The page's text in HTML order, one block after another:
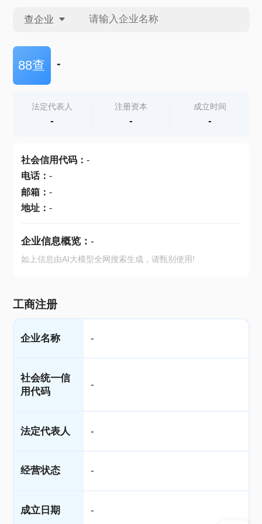
查企业
查企业
查产地
88查 -
法定代表人
-
注册资本
-
成立时间
-
社会信用代码： -
电话： -
邮箱： -
地址： -
企业信息概览： -
如上信息由AI大模型全网搜索生成，请甄别使用!
工商注册
企业名称 -
社会统一信
用代码
-
法定代表人 -
经营状态 -
成立日期 -